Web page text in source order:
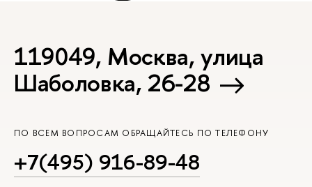
119049, Москва, улица
Шаболовка, 26-28
ПО ВСЕМ ВОПРОСАМ ОБРАЩАЙТЕСЬ ПО ТЕЛЕФОНУ
+7(495) 916-89-48